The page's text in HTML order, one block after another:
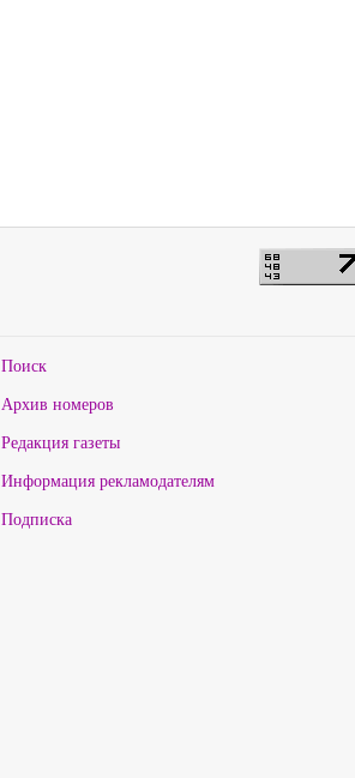
Поиск
Архив номеров
Редакция газеты
Информация рекламодателям
Подписка